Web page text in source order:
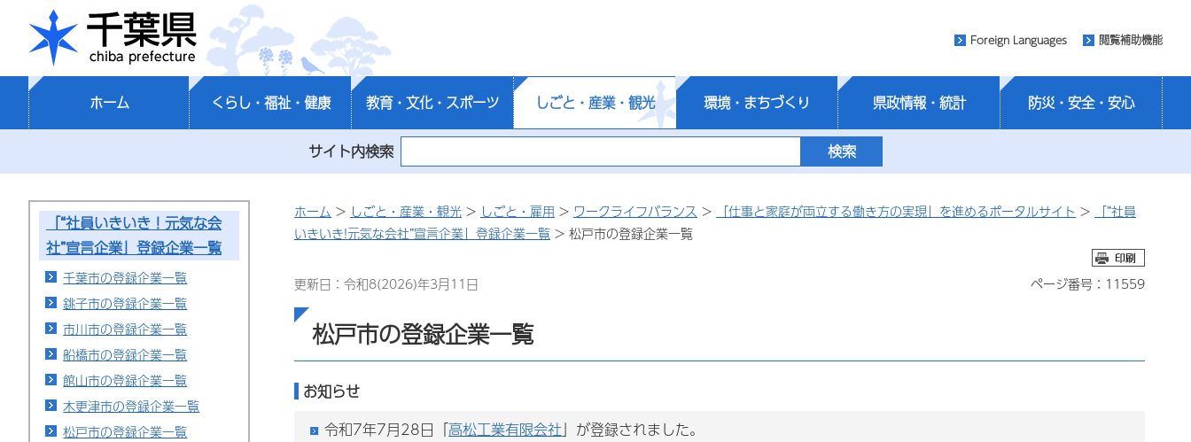
千葉県
Foreign Languages 閲覧補助機能
ホーム くらし・福祉・健康 教育・文化・スポーツ しごと・産業・観光 環境・まちづくり 県政情報・統計 防災・安全・安心
サイト内検索
「“社員いきいき！元気な会
社”宣言企業」登録企業一覧
千葉市の登録企業一覧
銚子市の登録企業一覧
市川市の登録企業一覧
船橋市の登録企業一覧
館山市の登録企業一覧
木更津市の登録企業一覧
松戸市の登録企業一覧
ホーム > しごと・産業・観光 > しごと・雇用 > ワークライフバランス > 「仕事と家庭が両立する働き方の実現」を進めるポータルサイト >
「“社員
いきいき!元気な会社”宣言企業」登録企業一覧 > 松戸市の登録企業一覧
更新日：令和8(2026)年3月11日 ページ番号：11559
松戸市の登録企業一覧
お知らせ
令和7年7月28日「高松工業有限会社」が登録されました。